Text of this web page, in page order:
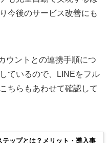
今後のサービス改善にも
ウントとの連携手順につ
ているので、LINEをフル
ちらもあわせて確認して
テップとは？メリット・導入事